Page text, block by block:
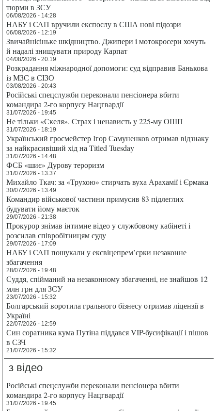
тюрми в ЗСУ
06/08/2026 - 14:28
НАБУ і САП вручили експослу в США нові підозри
06/08/2026 - 12:19
Звичайнісіньке шкідництво. Джипери і мотокросери хочуть
й надалі знищувати природу Карпат
04/08/2026 - 20:19
Розкрадання міжнародної допомоги: суд відправив Банькова
із МЗС в СІЗО
03/08/2026 - 20:43
Російські спецслужби переконали пенсіонера вбити
командира 2-го корпусу Нацгвардії
31/07/2026 - 19:45
Не тільки «Скеля». Страх і ненависть у 225-му ОШП
31/07/2026 - 18:19
Український гросмейстер Ігор Самуненков отримав відзнаку
за найкрасивіший хід на Titled Tuesday
31/07/2026 - 14:48
ФСБ «шиє» Дурову тероризм
31/07/2026 - 13:37
Михайло Ткач: за «Трухою» стирчать вуха Арахамії і Єрмака
30/07/2026 - 13:49
Командир військової частини примусив 83 підлеглих
будувати йому маєток
29/07/2026 - 21:38
Прокурор знімав інтимне відео у службовому кабінеті і
розсилав співробітницям суду
29/07/2026 - 17:09
НАБУ і САП пошукали у ексвіцепрем’єрки незаконне
збагачення
28/07/2026 - 19:48
Суддя, спійманий на незаконному збагаченні, не знайшов 12
млн грн для ЗСУ
23/07/2026 - 15:32
Болгарський воротила грального бізнесу отримав ліцензії в
Україні
22/07/2026 - 12:59
Син соратника кума Путіна піддався VIP-бусифікації і пішов
в СЗЧ
21/07/2026 - 15:32
з відео
Російські спецслужби переконали пенсіонера вбити
командира 2-го корпусу Нацгвардії
31/07/2026 - 19:45